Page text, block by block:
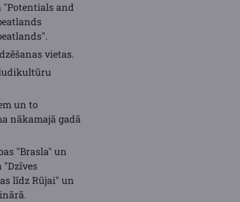
and
vietas.
un to
nākamajā gadā
"Brasla" un
"Dzīves
līdz Rūjai" un